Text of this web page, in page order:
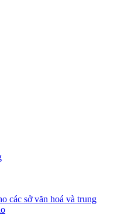
các sở văn hoá và trung